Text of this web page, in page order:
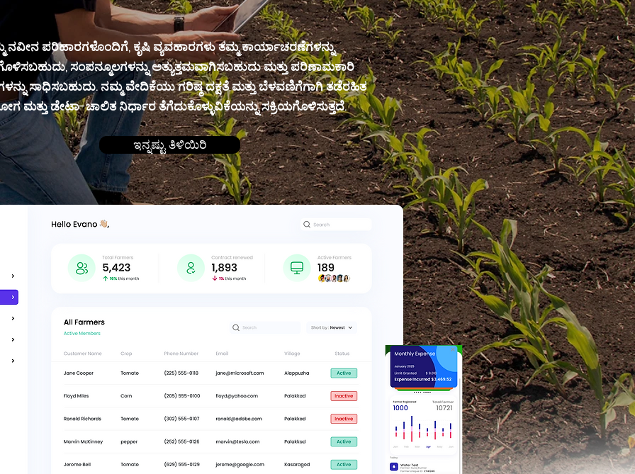
ನವೀನ ಪರಿಹಾರಗಳೊಂದಿಗೆ, ಕೃಷಿ ವ್ಯವಹಾರಗಳು ತಮ್ಮ ಕಾರ್ಯಾಚರಣೆಗಳನ್ನು
ಸಂಪನ್ಮೂಲಗಳನ್ನು ಅತ್ಯುತ್ತಮವಾಗಿಸಬಹುದು ಮತ್ತು ಪರಿಣಾಮಕಾರಿ
ಸಾಧಿಸಬಹುದು. ನಮ್ಮ ವೇದಿಕೆಯು ಗರಿಷ್ಠ ದಕ್ಷತೆ ಮತ್ತು ಬೆಳವಣಿಗೆಗಾಗಿ ತಡೆರಹಿತ
ಮತ್ತು ಡೇಟಾ-ಚಾಲಿತ ನಿರ್ಧಾರ ತೆಗೆದುಕೊಳ್ಳುವಿಕೆಯನ್ನು ಸಕ್ರಿಯಗೊಳಿಸುತ್ತದೆ.
ಇನ್ನಷ್ಟು ತಿಳಿಯಿರಿ